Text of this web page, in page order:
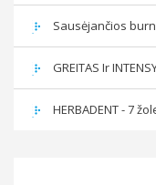
Sausėjančios
GREITAS Ir
HERBADENT - 7